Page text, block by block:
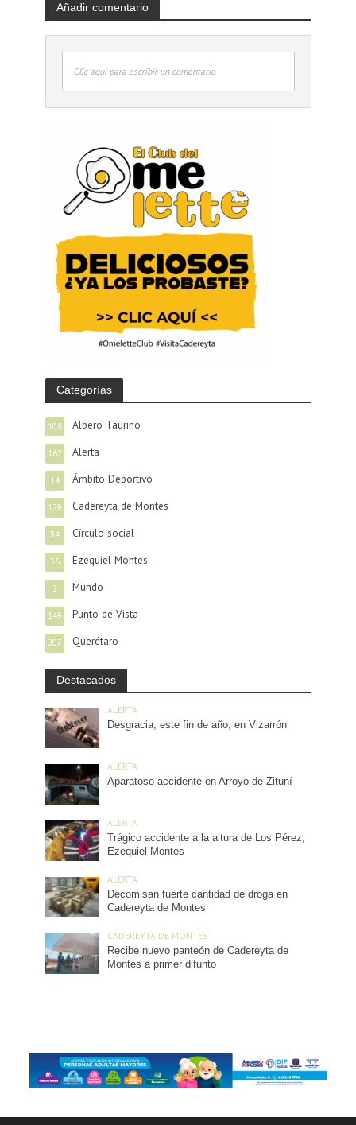
Añadir comentario
Clic aquí para escribir un comentario
Categorías
Albero Taurino
108
Alerta
162
Ámbito Deportivo
14
Cadereyta de Montes
129
Círculo social
54
Ezequiel Montes
36
Mundo
2
Punto de Vista
149
Querétaro
207
Destacados
ALERTA
Desgracia, este fin de año, en Vizarrón
ALERTA
Aparatoso accidente en Arroyo de Zituní
ALERTA
Trágico accidente a la altura de Los Pérez,
Ezequiel Montes
ALERTA
Decomisan fuerte cantidad de droga en
Cadereyta de Montes
CADEREYTA DE MONTES
Recibe nuevo panteón de Cadereyta de
Montes a primer difunto